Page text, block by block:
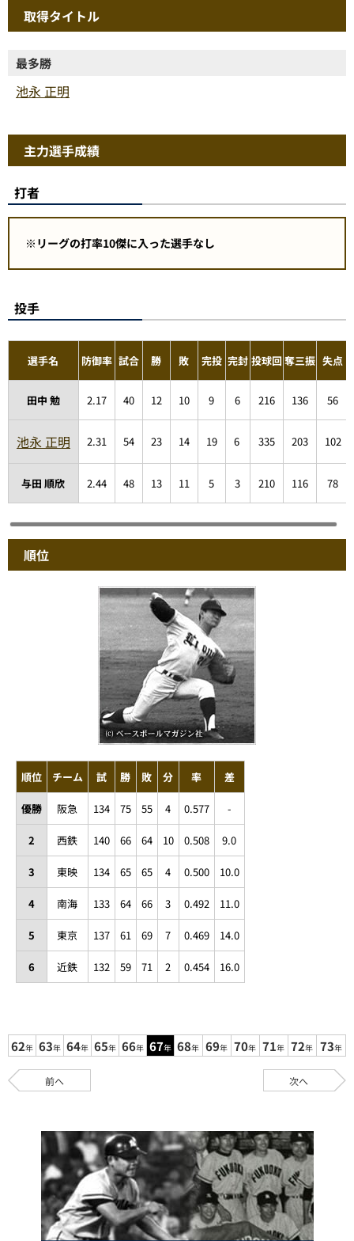
取得タイトル
最多勝
池永 正明
主力選手成績
打者
※リーグの打率10傑に入った選手なし
投手
選手名 防御率 試合 勝 敗 完投 完封 投球回 奪三振 失点
田中 勉 2.17 40 12 10 9 6 216 136 56
池永 正明 2.31 54 23 14 19 6 335 203 102
与田 順欣 2.44 48 13 11 5 3 210 116 78
順位
順位 チーム 試 勝 敗 分 率 差
優勝 阪急 134 75 55 4 0.577 -
2 西鉄 140 66 64 10 0.508 9.0
3 東映 134 65 65 4 0.500 10.0
4 南海 133 64 66 3 0.492 11.0
5 東京 137 61 69 7 0.469 14.0
6 近鉄 132 59 71 2 0.454 16.0
62年 63年 64年 65年 66年 67年 68年 69年 70年 71年 72年 73年
前へ 次へ